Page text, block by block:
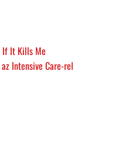
If It Kills Me
Intensive Care-rel